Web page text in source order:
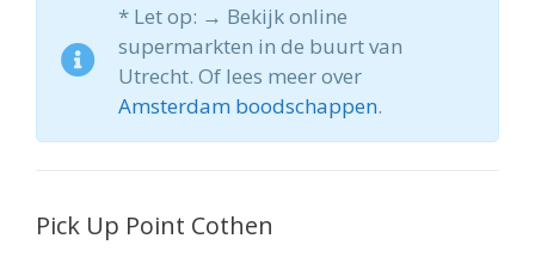
* Let op: → Bekijk online
supermarkten in de buurt van
Utrecht. Of lees meer over
Amsterdam boodschappen.
Pick Up Point Cothen